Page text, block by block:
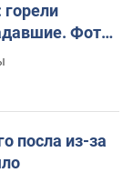
горели
Фото
посла из-за